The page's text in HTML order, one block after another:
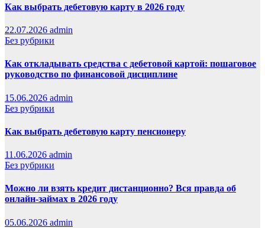
Как выбрать дебетовую карту в 2026 году
22.07.2026 admin
Без рубрики
Как откладывать средства с дебетовой картой: пошаговое
руководство по финансовой дисциплине
15.06.2026 admin
Без рубрики
Как выбрать дебетовую карту пенсионеру
11.06.2026 admin
Без рубрики
Можно ли взять кредит дистанционно? Вся правда об
онлайн-займах в 2026 году
05.06.2026 admin